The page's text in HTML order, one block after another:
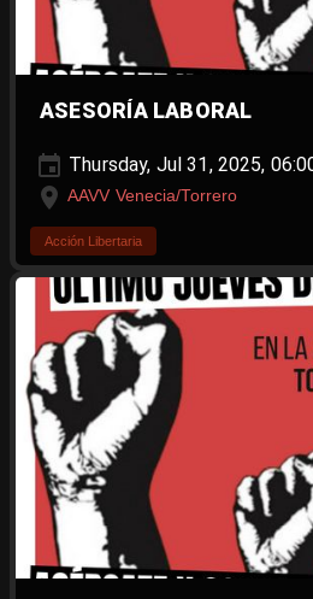
ASESORÍA LABORAL
Thursday, Jul 31, 2025,
AAVV Venecia/Torrero
Acción Libertaria